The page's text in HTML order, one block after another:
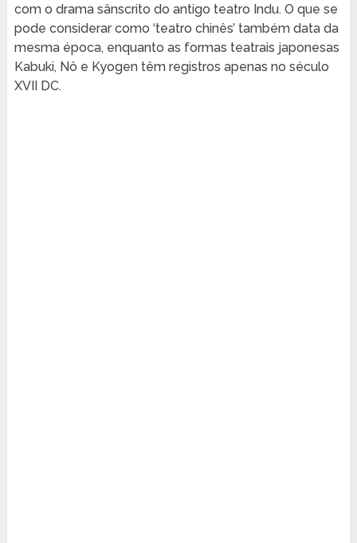
com o drama sânscrito do antigo teatro Indu. O que se
pode considerar como ‘teatro chinês’ também data da
mesma época, enquanto as formas teatrais japonesas
Kabuki, Nô e Kyogen têm registros apenas no século
XVII DC.